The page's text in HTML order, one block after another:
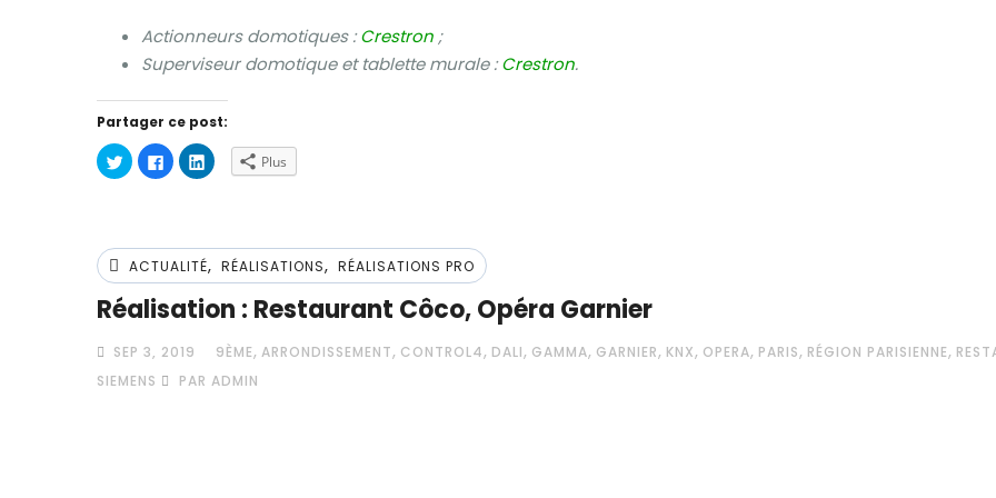
Actionneurs domotiques :Crestron;
Superviseur domotique et tablette murale :Crestron.
Partager ce post:
Cliquez
pour
partager
nouvelle
fenêtre)
Cliquez
pour
partager
nouvelle
fenêtre)
Cliquez
pour
nouvelle
fenêtre)
Plus
ACTUALITÉ, RÉALISATIONS, RÉALISATIONS PRO
Réalisation : Restaurant Côco, Opéra Garnier
SEP 3, 2019 9ÈME, ARRONDISSEMENT, CONTROL4, DALI, GAMMA, GARNIER, KNX, OPERA, PARIS, RÉGION PARISIENNE,
SIEMENS PAR ADMIN